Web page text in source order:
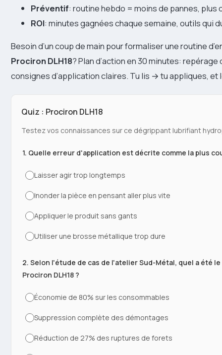
Préventif: routine hebdo = moins de pannes, plus
ROI: minutes gagnées chaque semaine, outils qui
Besoin d’un coup de main pour formaliser une routine
Prociron DLH18? Plan d’action en 30 minutes:
consignes d’application claires. Tu lis → tu appliques, et
Quiz : Prociron DLH18
Testez vos connaissances sur ce dégrippant lubrifiant
1. Quelle erreur d'application est décrite comme la plus
Laisser agir trop longtemps
Inonder la pièce en pensant aller plus vite
Appliquer le produit sans gants
Utiliser une brosse métallique trop dure
2. Selon l'étude de cas de l'atelier Sud-Métal, quel a été
Prociron DLH18 ?
Économie de 80% sur les consommables
Suppression complète des démontages
Réduction de 27% des ruptures de forets